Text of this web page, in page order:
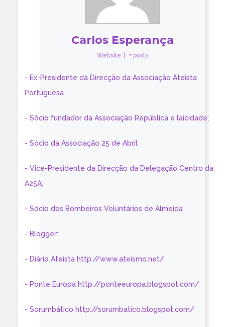
Carlos Esperança
Website + posts
- Ex-Presidente da Direcção da Associação Ateísta
Portuguesa
- Sócio fundador da Associação República e laicidade;
- Sócio da Associação 25 de Abril
- Vice-Presidente da Direcção da Delegação Centro da
A25A;
- Sócio dos Bombeiros Voluntários de Almeida
- Blogger:
- Diário Ateísta http://www.ateismo.net/
- Ponte Europa http://ponteeuropa.blogspot.com/
- Sorumbático http://sorumbatico.blogspot.com/